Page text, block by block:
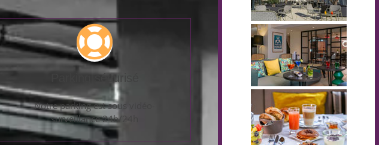
Parking sécurisé
Notre parking est sous vidéo-
surveillance 24h/24h